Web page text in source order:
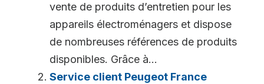
vente de produits d’entretien pour les
appareils électroménagers et dispose
de nombreuses références de produits
disponibles. Grâce à...
Service client Peugeot France